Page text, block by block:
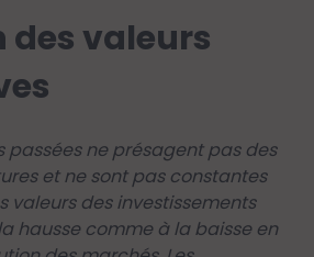
des valeurs
passées ne présagent pas des
et ne sont pas constantes
valeurs des investissements
hausse comme à la baisse en